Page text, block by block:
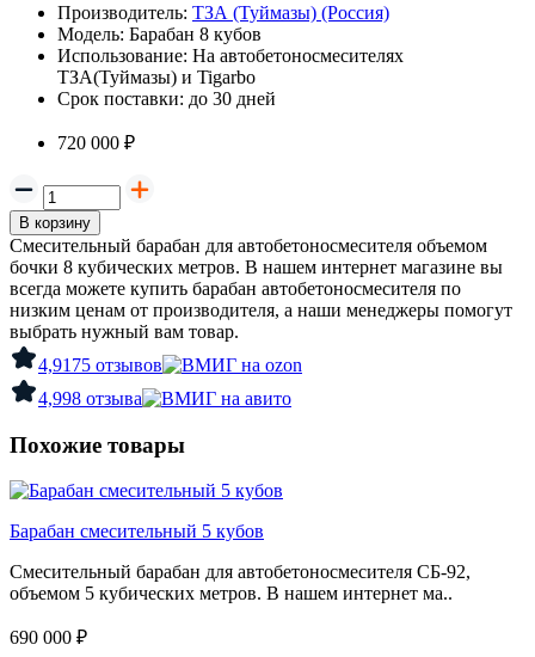
Производитель: ТЗА (Туймазы) (Россия)
Модель: Барабан 8 кубов
Использование: На автобетоносмесителях
ТЗА(Туймазы) и Tigarbo
Срок поставки: до 30 дней
720 000 ₽
В корзину
Смесительный барабан для автобетоносмесителя объемом
бочки 8 кубических метров. В нашем интернет магазине вы
всегда можете купить барабан автобетоносмесителя по
низким ценам от производителя, а наши менеджеры помогут
выбрать нужный вам товар.
4,9175 отзывов
4,998 отзыва
Похожие товары
Барабан смесительный 5 кубов
Смесительный барабан для автобетоносмесителя СБ-92,
объемом 5 кубических метров. В нашем интернет ма..
690 000 ₽